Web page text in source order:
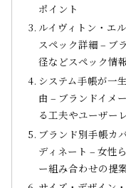
ポイント
ルイヴィトン・エ
スペック詳細 – ブ
径などスペック情
システム手帳が一
由 – ブランドイメ
る工夫やユーザー
ブランド別手帳カ
ディネート – 女性
ー組み合わせの提